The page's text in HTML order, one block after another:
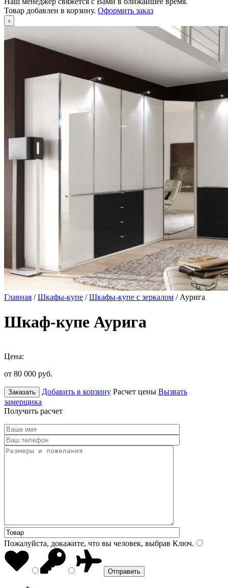
Товар добавлен в корзину. Оформить заказ
Главная /Шкафы-купе /Шкафы-купе с зеркалом / Аурига
Шкаф-купе Аурига
Цена:
от 80 000 руб.
Заказать Добавить в корзину Расчет цены Вызвать
замерщика
Получить расчет
Пожалуйста, докажите, что вы человек, выбрав Ключ.